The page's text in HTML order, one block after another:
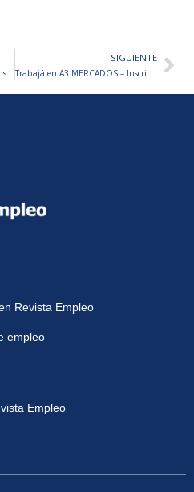
Trabajá en CENTRAL PUERTO – Inscripciones abiertas
SIGUIENTE
Trabajá en A3 MERCADOS – Inscripciones abiertas
Revista Empleo
empleo
Empleo